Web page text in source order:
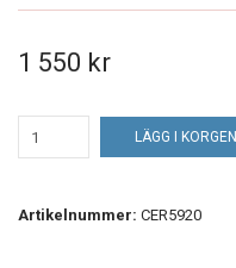
1 550 kr
LÄGG I KORGEN
Artikelnummer: CER5920